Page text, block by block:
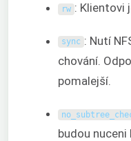
rw : Klientovi
sync : Nutí
chování.
pomalejší.
budou